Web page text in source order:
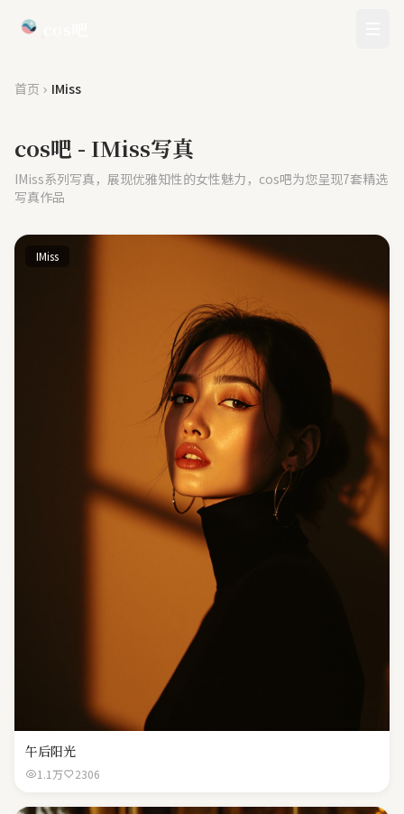
首页 IMiss
cos吧 - IMiss写真
IMiss系列写真，展现优雅知性的女性魅力，cos吧为您呈现7套精选
写真作品
IMiss
午后阳光
1.1万 2306